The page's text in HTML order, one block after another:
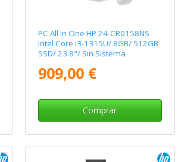
PC All in One HP 24-CR0158NS
Intel Core i3-1315U/ 8GB/ 512GB
SSD/ 23.8"/ Sin Sistema
909,00 €
Comprar